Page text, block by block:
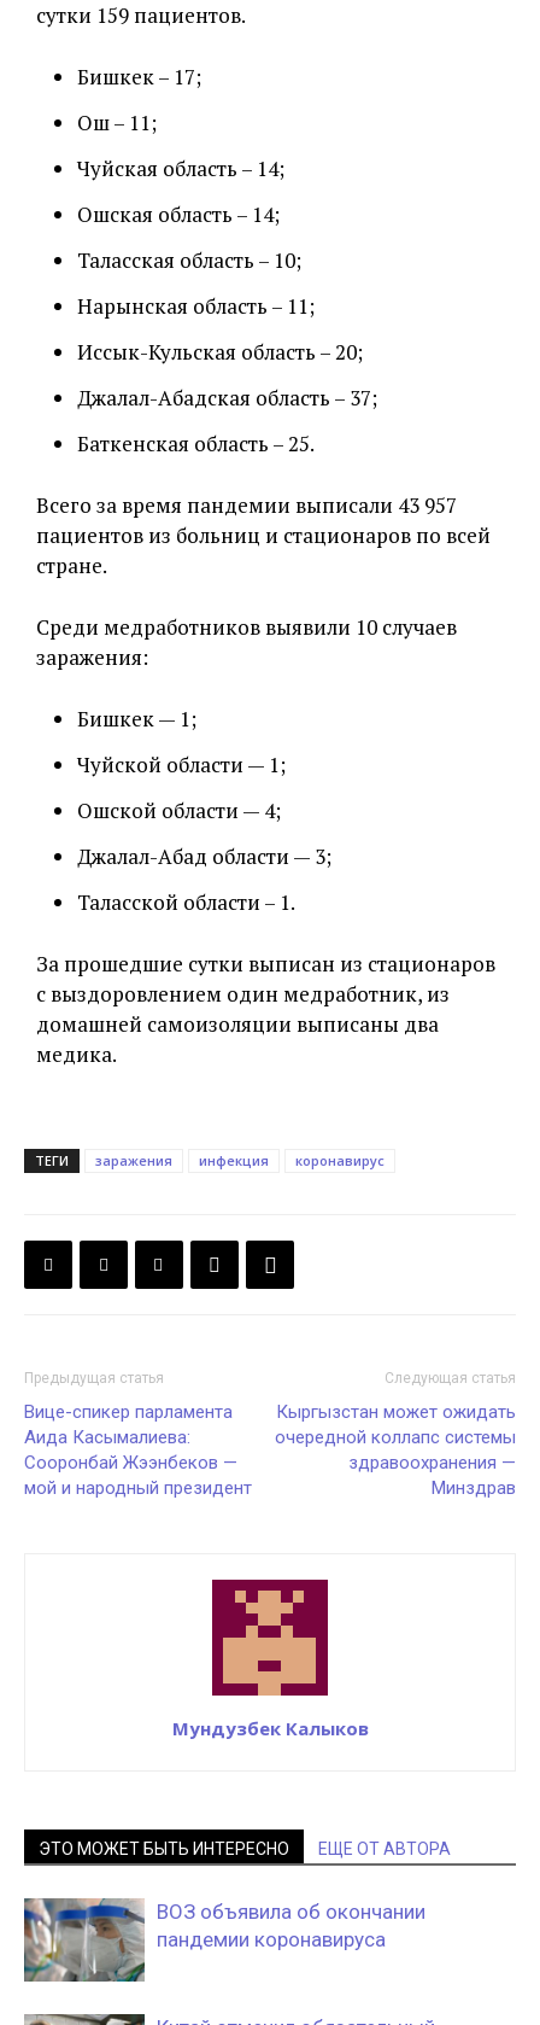
сутки 159 пациентов.
Бишкек – 17;
Ош – 11;
Чуйская область – 14;
Ошская область – 14;
Таласская область – 10;
Нарынская область – 11;
Иссык-Кульская область – 20;
Джалал-Абадская область – 37;
Баткенская область – 25.
Всего за время пандемии выписали 43 957
пациентов из больниц и стационаров по всей
стране.
Среди медработников выявили 10 случаев
заражения:
Бишкек — 1;
Чуйской области — 1;
Ошской области — 4;
Джалал-Абад области — 3;
Таласской области – 1.
За прошедшие сутки выписан из стационаров
с выздоровлением один медработник, из
домашней самоизоляции выписаны два
медика.
ТЕГИ заражения инфекция коронавирус
Предыдущая статья
Вице-спикер парламента
Аида Касымалиева:
Сооронбай Жээнбеков —
мой и народный президент
Следующая статья
Кыргызстан может ожидать
очередной коллапс системы
здравоохранения —
Минздрав
Мундузбек Калыков
ЭТО МОЖЕТ БЫТЬ ИНТЕРЕСНО ЕЩЕ ОТ АВТОРА
ВОЗ объявила об окончании
пандемии коронавируса